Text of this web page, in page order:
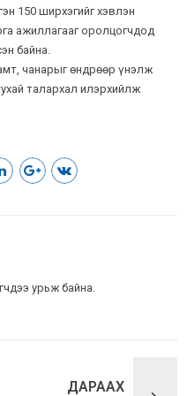
150 ширхэгийг хэвлэн
ажиллагааг оролцогчдод
байна.
чанарыг өндрөөр үнэлж
талархал илэрхийлж
урьж байна.
ДАРААХ